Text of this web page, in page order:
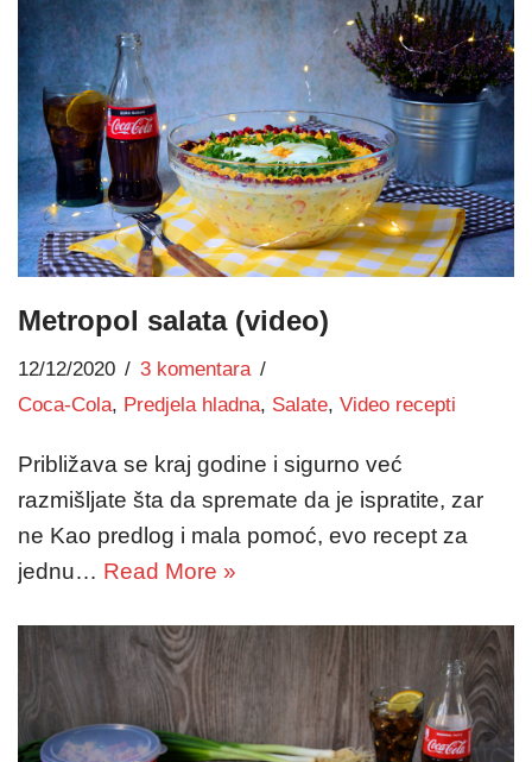
Metropol salata (video)
12/12/2020
3 komentara
Coca-Cola, Predjela hladna, Salate, Video recepti
Približava se kraj godine i sigurno već
razmišljate šta da spremate da je ispratite, zar
ne Kao predlog i mala pomoć, evo recept za
jednu… Read More »